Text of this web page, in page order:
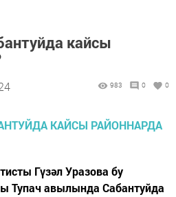
кайсы
983 0 0
Гүзәл Уразова бу
Тупач авылында Сабантуйда